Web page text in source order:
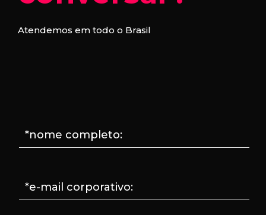
Atendemos em todo o Brasil
*nome completo:
*e-mail corporativo: